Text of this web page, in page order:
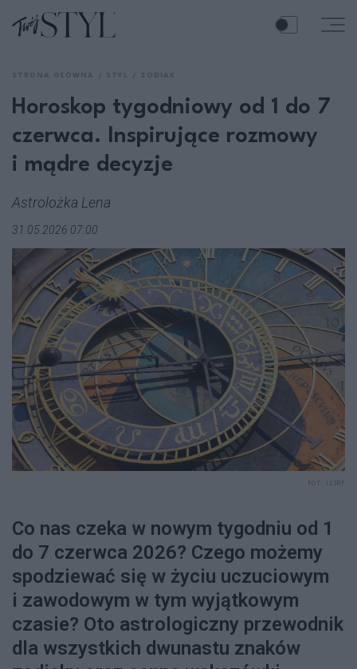
Horoskop tygodniowy od 1 do 7
czerwca. Inspirujące rozmowy
i mądre decyzje
Astrolożka Lena
31.05.2026 07:00
Co nas czeka w nowym tygodniu od 1
do 7 czerwca 2026? Czego możemy
spodziewać się w życiu uczuciowym
i zawodowym w tym wyjątkowym
czasie? Oto astrologiczny przewodnik
dla wszystkich dwunastu znaków